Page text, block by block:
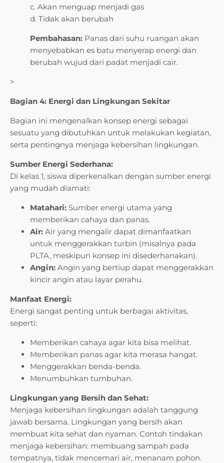
c. Akan menguap menjadi gas
d. Tidak akan berubah
Pembahasan: Panas dari suhu ruangan akan
menyebabkan es batu menyerap energi dan
berubah wujud dari padat menjadi cair.
>
Bagian 4: Energi dan Lingkungan Sekitar
Bagian ini mengenalkan konsep energi sebagai
sesuatu yang dibutuhkan untuk melakukan kegiatan,
serta pentingnya menjaga kebersihan lingkungan.
Sumber Energi Sederhana:
Di kelas 1, siswa diperkenalkan dengan sumber energi
yang mudah diamati:
Matahari: Sumber energi utama yang
memberikan cahaya dan panas.
Air: Air yang mengalir dapat dimanfaatkan
untuk menggerakkan turbin (misalnya pada
PLTA, meskipun konsep ini disederhanakan).
Angin: Angin yang bertiup dapat menggerakkan
kincir angin atau layar perahu.
Manfaat Energi:
Energi sangat penting untuk berbagai aktivitas,
seperti:
Memberikan cahaya agar kita bisa melihat.
Memberikan panas agar kita merasa hangat.
Menggerakkan benda-benda.
Menumbuhkan tumbuhan.
Lingkungan yang Bersih dan Sehat:
Menjaga kebersihan lingkungan adalah tanggung
jawab bersama. Lingkungan yang bersih akan
membuat kita sehat dan nyaman. Contoh tindakan
menjaga kebersihan: membuang sampah pada
tempatnya, tidak mencemari air, menanam pohon.